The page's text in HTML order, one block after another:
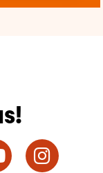
YouTube